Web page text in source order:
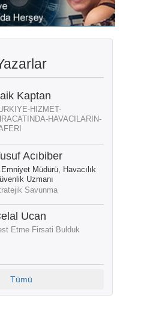
Kaptan
HIZMET-
HAVACILARIN-
Acıbiber
Müdürü, Havacılık
Uzmanı
Savunma
Ucan
Etme Firsati Bulduk
Tümü